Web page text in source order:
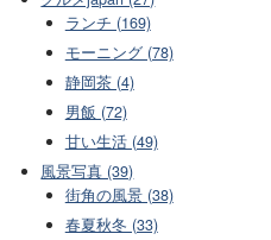
ランチ (169)
モーニング (78)
静岡茶 (4)
男飯 (72)
甘い生活 (49)
風景写真 (39)
街角の風景 (38)
春夏秋冬 (33)